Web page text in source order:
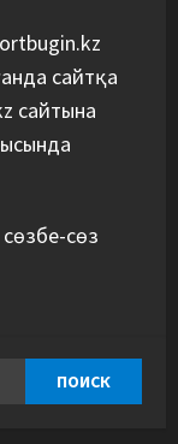
сайтқа
сайтына
сөз